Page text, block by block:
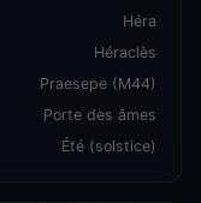
Héra
Héraclès
Praesepe (M44)
Porte des âmes
Été (solstice)